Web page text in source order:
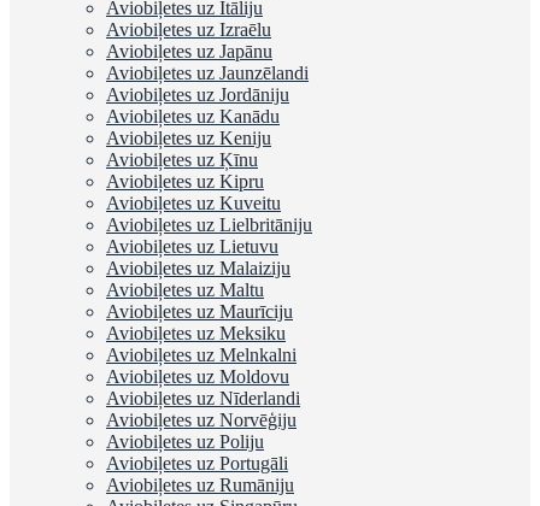
Aviobiļetes uz Itāliju
Aviobiļetes uz Izraēlu
Aviobiļetes uz Japānu
Aviobiļetes uz Jaunzēlandi
Aviobiļetes uz Jordāniju
Aviobiļetes uz Kanādu
Aviobiļetes uz Keniju
Aviobiļetes uz Ķīnu
Aviobiļetes uz Kipru
Aviobiļetes uz Kuveitu
Aviobiļetes uz Lielbritāniju
Aviobiļetes uz Lietuvu
Aviobiļetes uz Malaiziju
Aviobiļetes uz Maltu
Aviobiļetes uz Maurīciju
Aviobiļetes uz Meksiku
Aviobiļetes uz Melnkalni
Aviobiļetes uz Moldovu
Aviobiļetes uz Nīderlandi
Aviobiļetes uz Norvēģiju
Aviobiļetes uz Poliju
Aviobiļetes uz Portugāli
Aviobiļetes uz Rumāniju